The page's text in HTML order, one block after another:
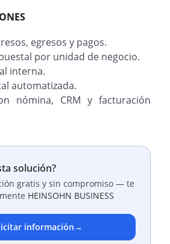
egresos y pagos.
por unidad de negocio.
interna.
automatizada.
nómina, CRM y facturación
solución?
gratis y sin compromiso — te
HEINSOHN BUSINESS
información→